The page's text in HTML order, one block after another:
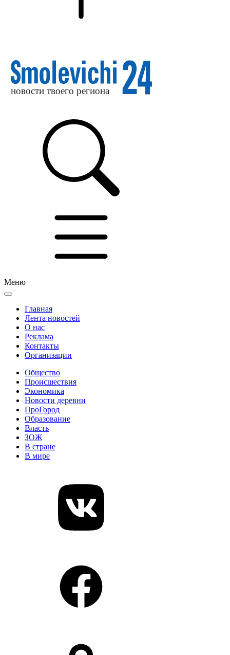
Меню
Главная
Лента новостей
О нас
Реклама
Контакты
Организации
Общество
Происшествия
Экономика
Новости деревни
ПроГород
Образование
Власть
ЗОЖ
В стране
В мире